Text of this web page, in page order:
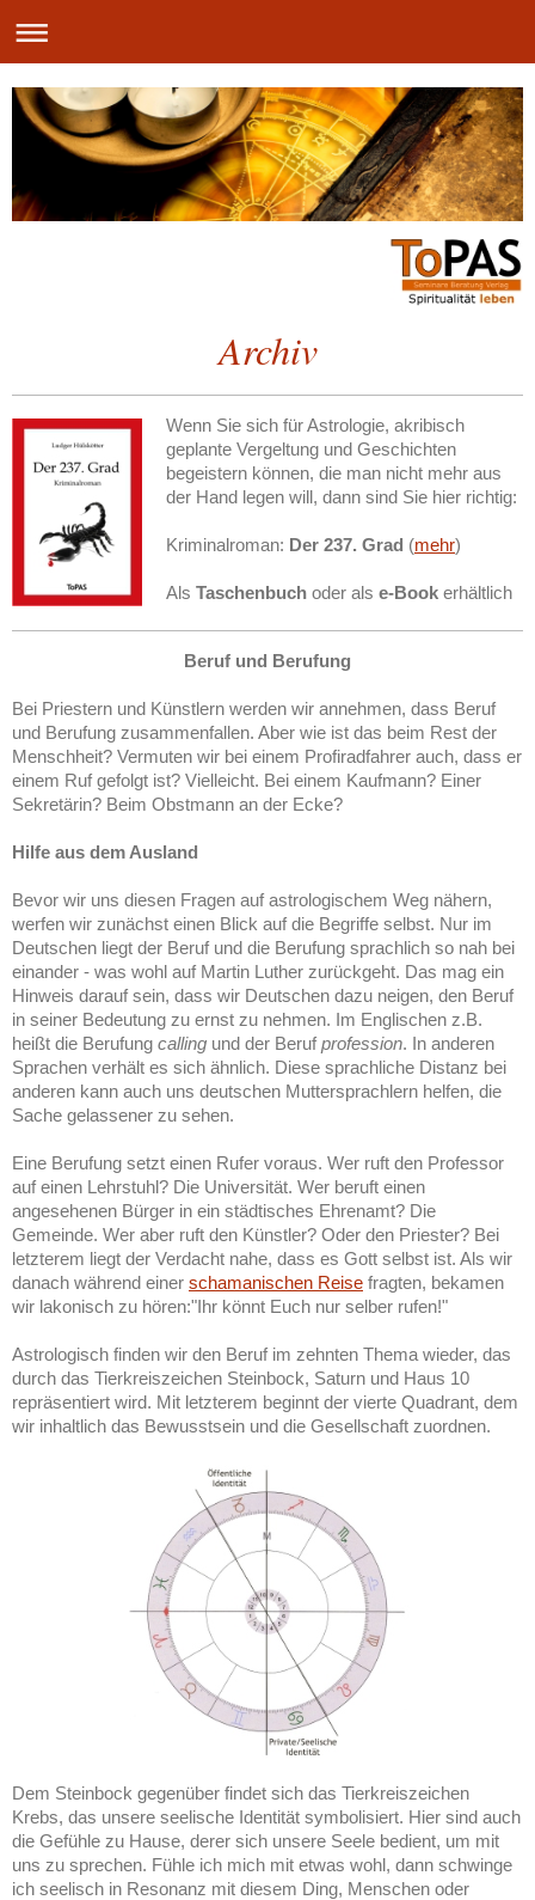
Archiv
Wenn Sie sich für Astrologie, akribisch
geplante Vergeltung und Geschichten
begeistern können, die man nicht mehr aus
der Hand legen will, dann sind Sie hier richtig:
Kriminalroman: Der 237. Grad (mehr)
Als Taschenbuch oder als e-Book erhältlich
Beruf und Berufung
Bei Priestern und Künstlern werden wir annehmen, dass Beruf
und Berufung zusammenfallen. Aber wie ist das beim Rest der
Menschheit? Vermuten wir bei einem Profiradfahrer auch, dass er
einem Ruf gefolgt ist? Vielleicht. Bei einem Kaufmann? Einer
Sekretärin? Beim Obstmann an der Ecke?
Hilfe aus dem Ausland
Bevor wir uns diesen Fragen auf astrologischem Weg nähern,
werfen wir zunächst einen Blick auf die Begriffe selbst. Nur im
Deutschen liegt der Beruf und die Berufung sprachlich so nah bei
einander - was wohl auf Martin Luther zurückgeht. Das mag ein
Hinweis darauf sein, dass wir Deutschen dazu neigen, den Beruf
in seiner Bedeutung zu ernst zu nehmen. Im Englischen z.B.
heißt die Berufung calling und der Berufprofession. In anderen
Sprachen verhält es sich ähnlich. Diese sprachliche Distanz bei
anderen kann auch uns deutschen Muttersprachlern helfen, die
Sache gelassener zu sehen.
Eine Berufung setzt einen Rufer voraus. Wer ruft den Professor
auf einen Lehrstuhl? Die Universität. Wer beruft einen
angesehenen Bürger in ein städtisches Ehrenamt? Die
Gemeinde. Wer aber ruft den Künstler? Oder den Priester? Bei
letzterem liegt der Verdacht nahe, dass es Gott selbst ist. Als wir
danach während einer schamanischen Reise fragten, bekamen
wir lakonisch zu hören:"Ihr könnt Euch nur selber rufen!"
Astrologisch finden wir den Beruf im zehnten Thema wieder, das
durch das Tierkreiszeichen Steinbock, Saturn und Haus 10
repräsentiert wird. Mit letzterem beginnt der vierte Quadrant, dem
wir inhaltlich das Bewusstsein und die Gesellschaft zuordnen.
Dem Steinbock gegenüber findet sich das Tierkreiszeichen
Krebs, das unsere seelische Identität symbolisiert. Hier sind auch
die Gefühle zu Hause, derer sich unsere Seele bedient, um mit
uns zu sprechen. Fühle ich mich mit etwas wohl, dann schwinge
ich seelisch in Resonanz mit diesem Ding, Menschen oder